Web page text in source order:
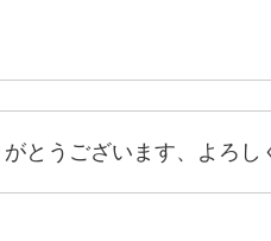
がとうございます、よろし